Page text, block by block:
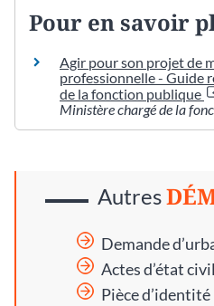
Pour en savoir
Agir pour son projet de
professionnelle - Guide
de la fonction publique
Ministère chargé de la
Autres
Demande
Actes d’état civil
Pièce d’identité